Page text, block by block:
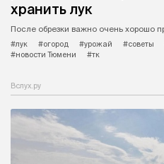
хранить лук
После обрезки важно очень хорошо
#лук
#огород #урожай #советы
#новости Тюмени
#тк
Вслух.ру